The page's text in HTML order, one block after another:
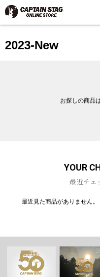
2023-New
お探しの商品
YOUR
最近チェ
最近見た商品がありません。